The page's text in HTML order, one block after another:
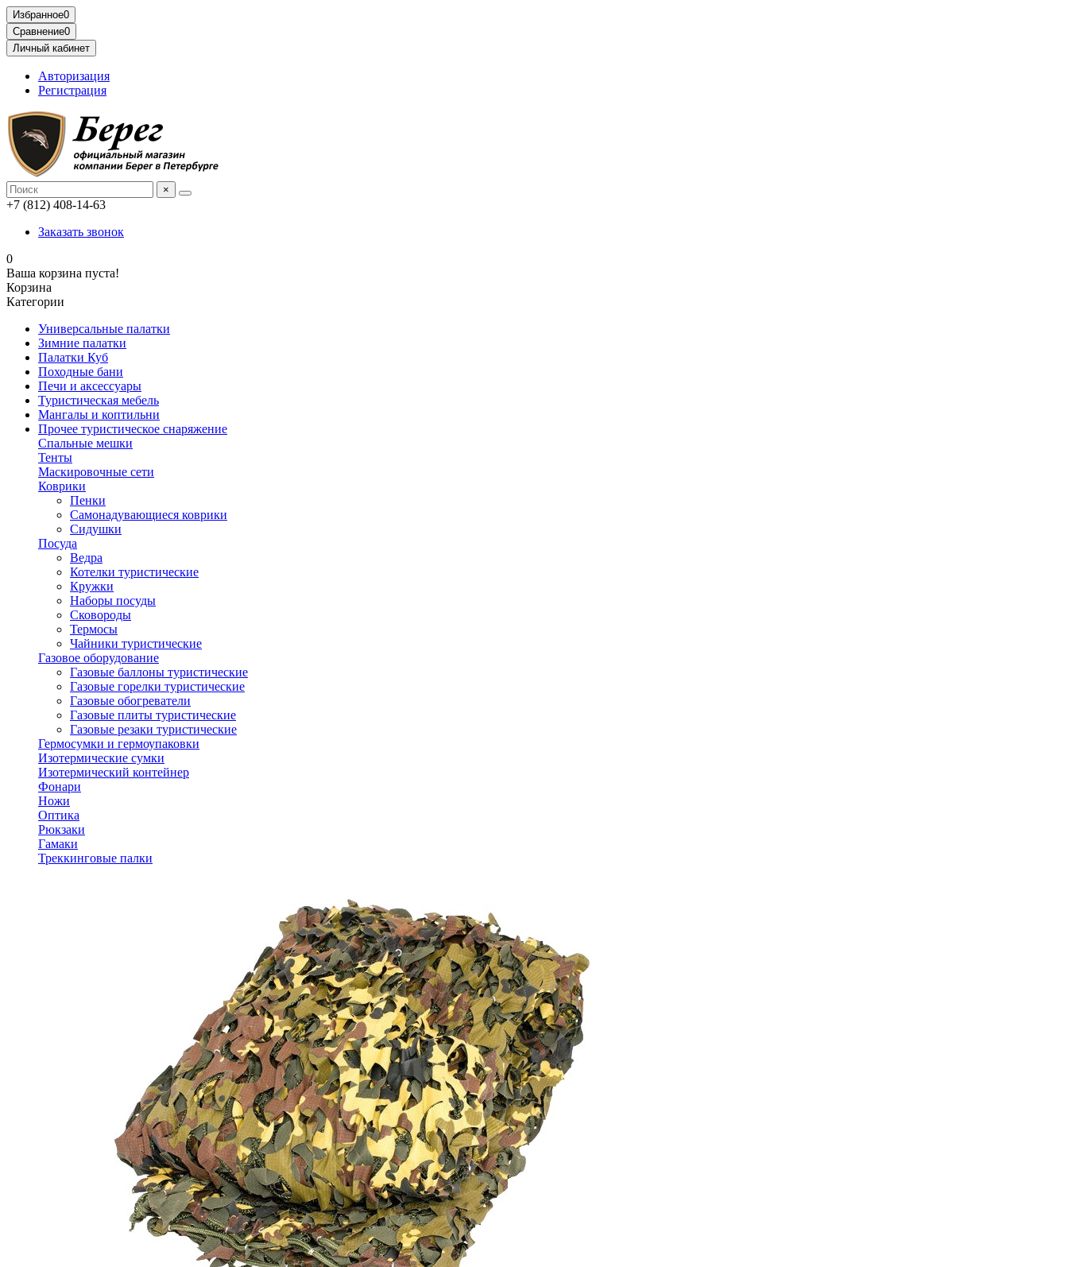
Избранное0
Сравнение0
Личный кабинет
Авторизация
Регистрация
×
+7 (812) 408-14-63
Заказать звонок
0
Ваша корзина пуста!
Корзина
Категории
Универсальные палатки
Зимние палатки
Палатки Куб
Походные бани
Печи и аксессуары
Туристическая мебель
Мангалы и коптильни
Прочее туристическое снаряжение
Спальные мешки
Тенты
Маскировочные сети
Коврики
Пенки
Самонадувающиеся коврики
Сидушки
Посуда
Ведра
Котелки туристические
Кружки
Наборы посуды
Сковороды
Термосы
Чайники туристические
Газовое оборудование
Газовые баллоны туристические
Газовые горелки туристические
Газовые обогреватели
Газовые плиты туристические
Газовые резаки туристические
Гермосумки и гермоупаковки
Изотермические сумки
Изотермический контейнер
Фонари
Ножи
Оптика
Рюкзаки
Гамаки
Треккинговые палки